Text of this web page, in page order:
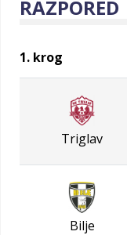
RAZPORED
1. krog
Triglav
Bilje